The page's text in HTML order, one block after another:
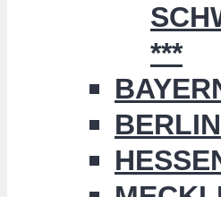
***
BERLIN